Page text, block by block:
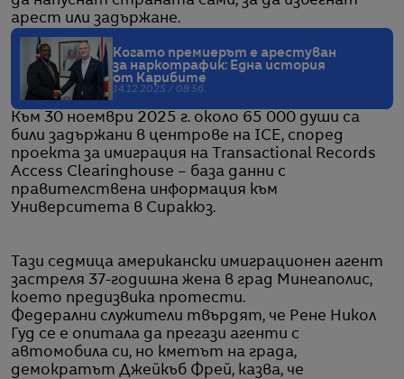
арест или задържане.
Когато премиерът е арестуван
за наркотрафик: Една история
от Карибите
14.12.2025 / 08:56
Към 30 ноември 2025 г. около 65 000 души са
били задържани в центрове на ICE, според
проекта за имиграция на Transactional Records
Access Clearinghouse – база данни с
правителствена информация към
Университета в Сиракюз.
Тази седмица американски имиграционен агент
застреля 37-годишна жена в град Минеаполис,
което предизвика протести.
Федерални служители твърдят, че Рене Никол
Гуд се е опитала да прегази агенти с
автомобила си, но кметът на града,
демократът Джейкъб Фрей, казва, че